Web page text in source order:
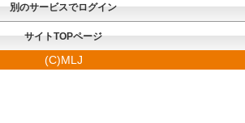
別のサービスでログイン
サイトTOPページ
(C)MLJ